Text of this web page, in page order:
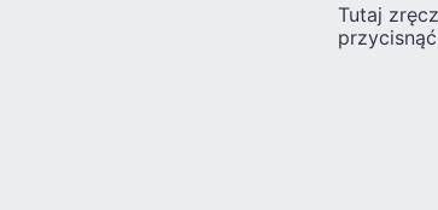
Tutaj